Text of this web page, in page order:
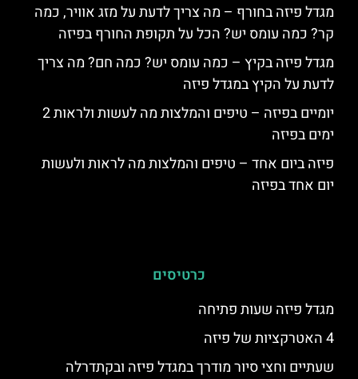
מגדל פיזה בחורף – מה צריך לדעת על מזג אוויר, כמה
קר? כמה עומס יש? הכל על תקופת החורף בפיזה
מגדל פיזה בקיץ – כמה עומס יש? כמה חם? מה צריך
לדעת על הקיץ במגדל פיזה
יומיים בפיזה – טיפים והמלצות מה לעשות ולראות 2
ימים בפיזה
פיזה ביום אחד – טיפים והמלצות מה לראות ולעשות
יום אחד בפיזה
כרטיסים
מגדל פיזה שעות פתיחה
4 האטרקציות של פיזה
שעתיים וחצי סיור מודרך במגדל פיזה ובקתדרלה